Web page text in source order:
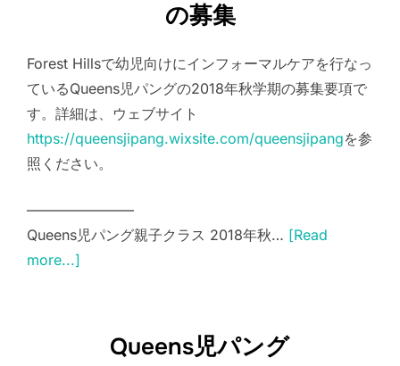
の募集
Forest Hillsで幼児向けにインフォーマルケアを行なっ
ているQueens児パングの2018年秋学期の募集要項で
す。詳細は、ウェブサイト
https://queensjipang.wixsite.com/queensjipangを参
照ください。
———————–
Queens児パング親子クラス 2018年秋… [Read
more...]
Queens児パング